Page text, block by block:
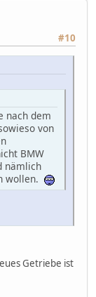
#10
nach dem
von
BMW
nämlich
wollen.
Getriebe ist